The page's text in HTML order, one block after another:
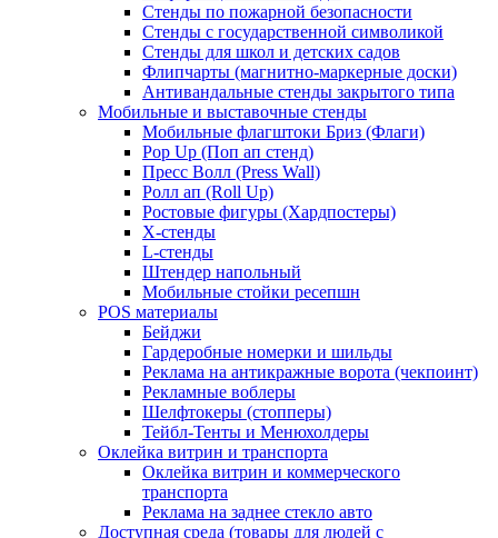
Стенды по пожарной безопасности
Стенды с государственной символикой
Стенды для школ и детских садов
Флипчарты (магнитно-маркерные доски)
Антивандальные стенды закрытого типа
Мобильные и выставочные стенды
Мобильные флагштоки Бриз (Флаги)
Pop Up (Поп ап стенд)
Пресс Волл (Press Wall)
Ролл ап (Roll Up)
Ростовые фигуры (Хардпостеры)
X-стенды
L-стенды
Штендер напольный
Мобильные стойки ресепшн
POS материалы
Бейджи
Гардеробные номерки и шильды
Реклама на антикражные ворота (чекпоинт)
Рекламные воблеры
Шелфтокеры (стопперы)
Тейбл-Тенты и Менюхолдеры
Оклейка витрин и транспорта
Оклейка витрин и коммерческого
транспорта
Реклама на заднее стекло авто
Доступная среда (товары для людей с